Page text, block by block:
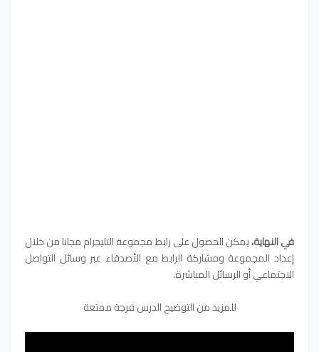
في النهاية،يمكن الحصول على رابط مجموعة التليجرام مجانا من خلال
إعداد المجموعة ومشاركة الرابط مع الأصدقاء عبر وسائل التواصل
الاجتماعي أو الرسائل المباشرة.
للمزيد من التوضيح الدرس فرجة ممتعة